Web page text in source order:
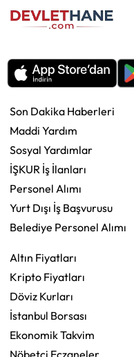
Son Dakika Haberleri
Maddi Yardım
Sosyal Yardımlar
İŞKUR İş İlanları
Personel Alımı
Yurt Dışı İş Başvurusu
Belediye Personel Alımı
Altın Fiyatları
Kripto Fiyatları
Döviz Kurları
İstanbul Borsası
Ekonomik Takvim